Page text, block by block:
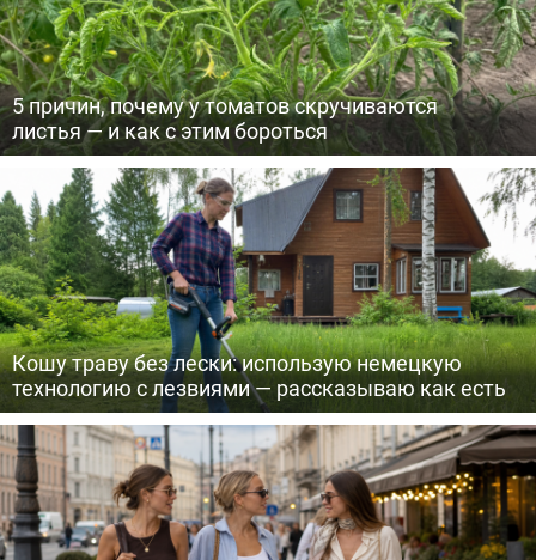
5 причин, почему у томатов скручиваются
листья — и как с этим бороться
Кошу траву без лески: использую немецкую
технологию с лезвиями — рассказываю как есть